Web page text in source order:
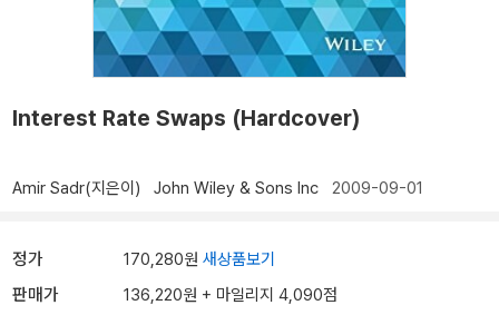
Interest Rate Swaps (Hardcover)
Amir Sadr(지은이) John Wiley & Sons Inc 2009-09-01
정가 170,280원 새상품보기
판매가 136,220원 + 마일리지 4,090점